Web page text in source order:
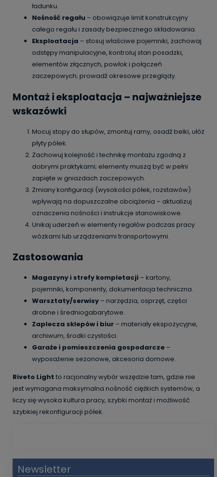
ładunku.
Nośność regału – obowiązuje limit konstrukcyjny
całego regału i zasady bezpiecznego składowania.
Eksploatacja – stosuj właściwe pojemniki, zachowaj
odstępy manipulacyjne, kontroluj stan posadzki,
elementów złącznych, powłok i połączeń
zaczepowych; prowadź okresowe przeglądy.
Montaż i eksploatacja – najważniejsze
wskazówki
Mocuj stopy do słupów, zmontuj ramy, osadź belki, ułóż
płyty półek.
Zachowuj kolejność i technikę montażu zgodną z
dobrymi praktykami; elementy muszą być w pełni
zapięte w gniazdach zaczepowych.
Zmiany konfiguracji (wysokości półek, rozstawów)
wpływają na dopuszczalne obciążenia – aktualizuj
oznaczenia nośności i instrukcje stanowiskowe.
Unikaj uderzeń w elementy regałów podczas pracy
wózkami lub urządzeniami transportowymi.
Zastosowania
Magazyny i strefy kompletacji – kartony,
pojemniki, komponenty, dokumentacja techniczna.
Warsztaty/serwisy – narzędzia, osprzęt, części
drobne i średniogabarytowe.
Zaplecza sklepów i biur – materiały ekspozycyjne,
archiwum, środki czystości.
Garaże i pomieszczenia gospodarcze –
wyposażenie sezonowe, akcesoria domowe.
Riveto Light to racjonalny wybór wszędzie tam, gdzie nie
jest wymagana maksymalna nośność ciężkich systemów, a
liczy się wysoka kultura pracy, szybki montaż i możliwość
szybkiej rekonfiguracji półek.
Newsletter